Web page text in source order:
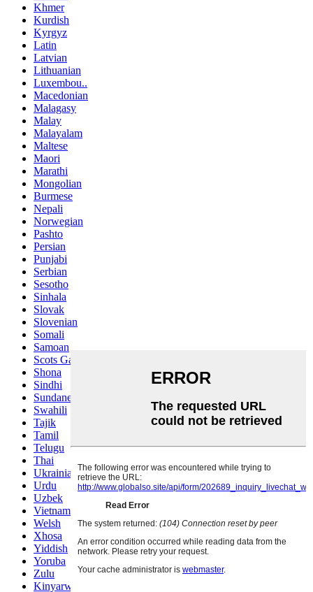
Khmer
Kurdish
Kyrgyz
Latin
Latvian
Lithuanian
Luxembou..
Macedonian
Malagasy
Malay
Malayalam
Maltese
Maori
Marathi
Mongolian
Burmese
Nepali
Norwegian
Pashto
Persian
Punjabi
Serbian
Sesotho
Sinhala
Slovak
Slovenian
Somali
Samoan
Scots Gaelic
Shona
Sindhi
Sundanese
Swahili
Tajik
Tamil
Telugu
Thai
Ukrainian
Urdu
Uzbek
Vietnamese
Welsh
Xhosa
Yiddish
Yoruba
Zulu
Kinyarwanda